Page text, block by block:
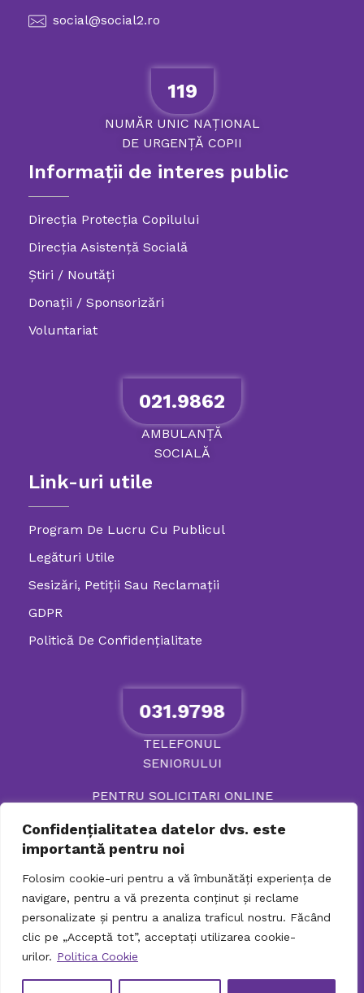
Confidențialitatea datelor dvs. este
importantă pentru noi
Folosim cookie-uri pentru a vă îmbunătăți experiența de
navigare, pentru a vă prezenta conținut și reclame
personalizate și pentru a analiza traficul nostru. Făcând
clic pe „Acceptă tot”, acceptați utilizarea cookie-
urilor. Politica Cookie
social@social2.ro
119
NUMĂRUNIC NAȚIONAL
DE URGENȚĂ COPII
Informații de interes public
Direcția Protecția Copilului
Direcția Asistență Socială
Știri / Noutăți
Donații / Sponsorizări
Voluntariat
021.9862
AMBULANȚĂ
SOCIALĂ
Link-uri utile
Program De Lucru Cu Publicul
Legături Utile
Sesizări, Petiţii Sau Reclamații
GDPR
Politică De Confidenţialitate
031.9798
TELEFONUL
SENIORULUI
PENTRU SOLICITARI ONLINE
© 2026 Directia Generala de Asistenta Sociala si
Protectia Copilului Sector 2. Toate drepturile